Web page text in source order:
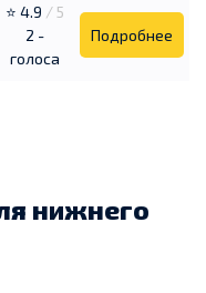
⭐ 4.9 / 5
2 -
голоса
Подробнее
нижнего